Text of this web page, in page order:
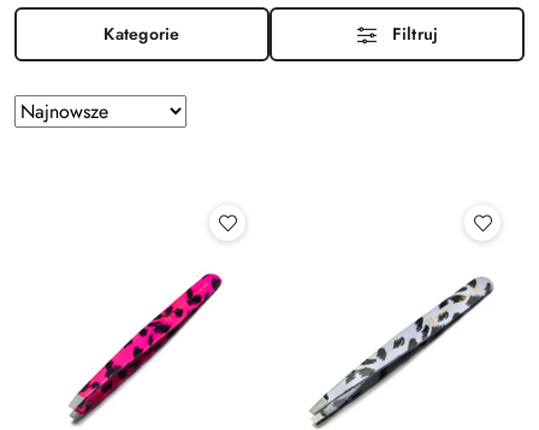
Kategorie Filtruj
Zastosowano
sortowanie:
Sortuj
według